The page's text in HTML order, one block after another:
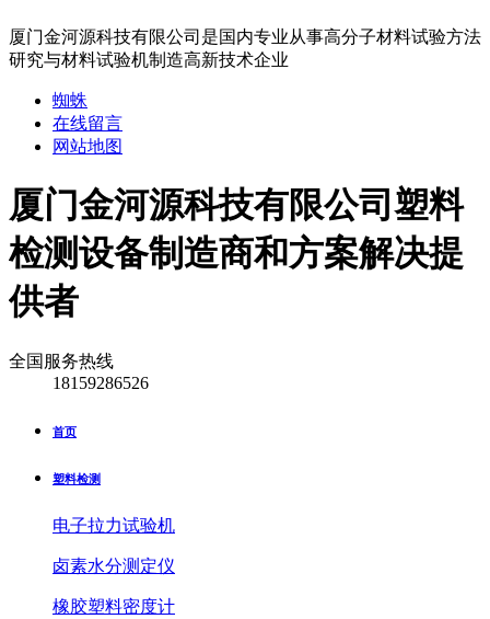
厦门金河源科技有限公司是国内专业从事高分子材料试验方法
研究与材料试验机制造高新技术企业
蜘蛛
在线留言
网站地图
厦门金河源科技有限公司塑料
检测设备制造商和方案解决提
供者
全国服务热线
18159286526
首页
塑料检测
电子拉力试验机
卤素水分测定仪
橡胶塑料密度计